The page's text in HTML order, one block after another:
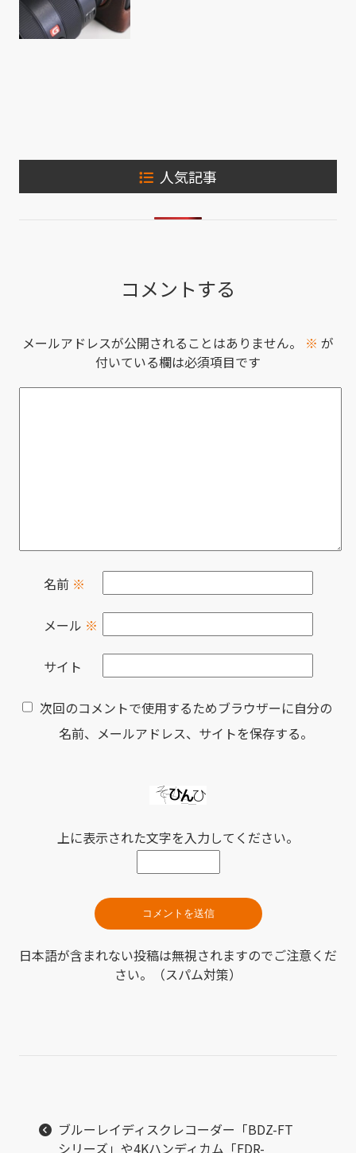
人気記事
コメントする
メールアドレスが公開されることはありません。 ※ が
付いている欄は必須項目です
名前 ※
メール ※
サイト
次回のコメントで使用するためブラウザーに自分の
名前、メールアドレス、サイトを保存する。
上に表示された文字を入力してください。
日本語が含まれない投稿は無視されますのでご注意くだ
さい。（スパム対策）
ブルーレイディスクレコーダー「BDZ-FT
シリーズ」や4Kハンディカム「FDR-